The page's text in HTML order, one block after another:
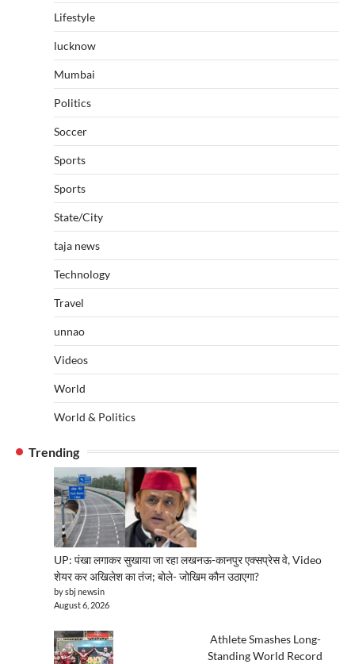
Lifestyle
lucknow
Mumbai
Politics
Soccer
Sports
Sports
State/City
taja news
Technology
Travel
unnao
Videos
World
World & Politics
Trending
UP: पंखा लगाकर सुखाया जा रहा लखनऊ-कानपुर एक्सप्रेस वे, Video
शेयर कर अखिलेश का तंज; बोले- जोखिम कौन उठाएगा?
by sbj newsin
August 6, 2026
Athlete Smashes Long-
Standing World Record